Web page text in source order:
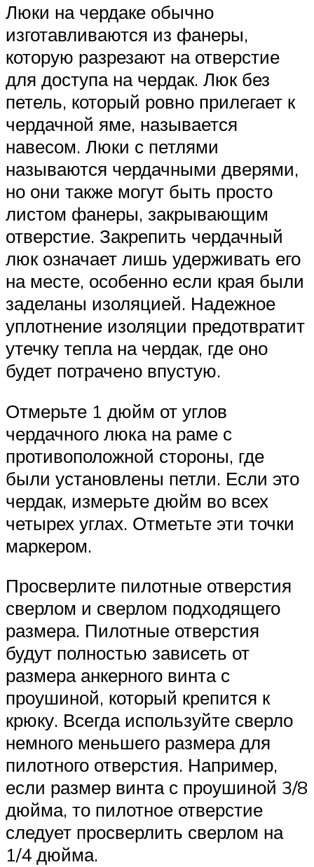
Люки на чердаке обычно
изготавливаются из фанеры,
которую разрезают на отверстие
для доступа на чердак. Люк без
петель, который ровно прилегает к
чердачной яме, называется
навесом. Люки с петлями
называются чердачными дверями,
но они также могут быть просто
листом фанеры, закрывающим
отверстие. Закрепить чердачный
люк означает лишь удерживать его
на месте, особенно если края были
заделаны изоляцией. Надежное
уплотнение изоляции предотвратит
утечку тепла на чердак, где оно
будет потрачено впустую.
Отмерьте 1 дюйм от углов
чердачного люка на раме с
противоположной стороны, где
были установлены петли. Если это
чердак, измерьте дюйм во всех
четырех углах. Отметьте эти точки
маркером.
Просверлите пилотные отверстия
сверлом и сверлом подходящего
размера. Пилотные отверстия
будут полностью зависеть от
размера анкерного винта с
проушиной, который крепится к
крюку. Всегда используйте сверло
немного меньшего размера для
пилотного отверстия. Например,
если размер винта с проушиной 3/8
дюйма, то пилотное отверстие
следует просверлить сверлом на
1/4 дюйма.